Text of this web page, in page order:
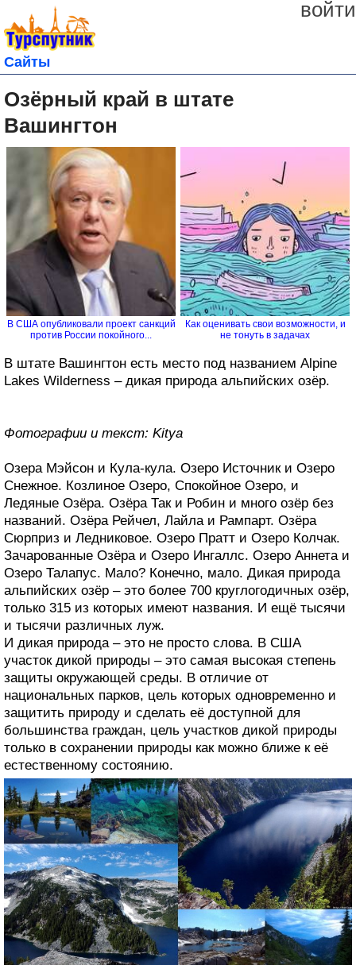
войти
Сайты
Озёрный край в штате
Вашингтон
В США опубликовали проект санкций
против России покойного...
Как оценивать свои возможности, и
не тонуть в задачах
В штате Вашингтон есть место под названием Alpine
Lakes Wilder­ness – дикая природа альпийских озёр.
Фотографии и текст: Kitya
Озера Мэйсон и Кула-кула. Озеро Источник и Озеро
Снежное. Козлиное Озеро, Спокойное Озеро, и
Ледяные Озёра. Озёра Так и Робин и много озёр без
названий. Озёра Рейчел, Лайла и Рампарт. Озёра
Сюрприз и Ледниковое. Озеро Пратт и Озеро Колчак.
Зачарованные Озёра и Озеро Ингаллс. Озеро Аннета и
Озеро Талапус. Мало? Конечно, мало. Дикая природа
альпийских озёр – это более 700 круглогодичных озёр,
только 315 из которых имеют названия. И ещё тысячи
и тысячи различных луж.
И дикая природа – это не просто слова. В США
участок дикой природы – это самая высокая степень
защиты окружающей среды. В отличие от
национальных парков, цель которых одновременно и
защитить природу и сделать её доступной для
большинства граждан, цель участков дикой природы
только в сохранении природы как можно ближе к её
естественному состоянию.